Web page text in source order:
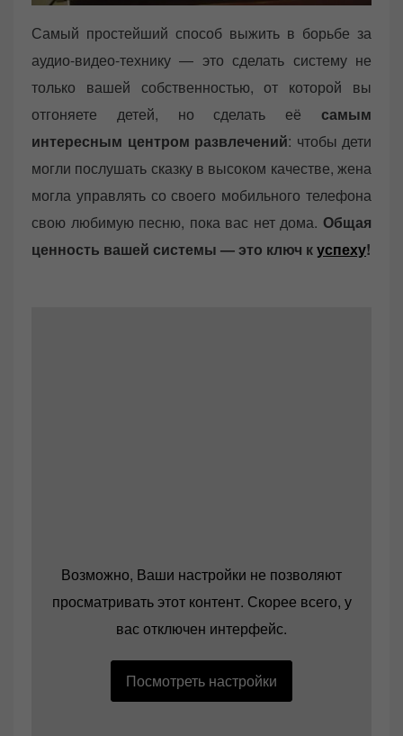
Самый простейший способ выжить в борьбе за
аудио-видео-технику — это сделать систему не
только вашей собственностью, от которой вы
отгоняете детей, но сделать её самым
интересным центром развлечений: чтобы дети
могли послушать сказку в высоком качестве, жена
могла управлять со своего мобильного телефона
свою любимую песню, пока вас нет дома. Общая
ценность вашей системы — это ключ куспеху!
Возможно, Ваши настройки не позволяют
просматривать этот контент. Скорее всего, у
вас отключен интерфейс.
Посмотреть настройки